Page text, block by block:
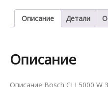
34
E
Описание Детали
Описание
Описание Bosch CLL5000 W